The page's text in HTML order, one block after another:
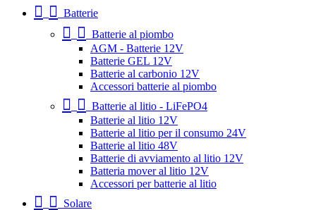
Batterie
Batterie al piombo
AGM - Batterie 12V
Batterie GEL 12V
Batterie al carbonio 12V
Accessori batterie al piombo
Batterie al litio - LiFePO4
Batterie al litio 12V
Batterie al litio per il consumo 24V
Batterie al litio 48V
Batterie di avviamento al litio 12V
Batteria mover al litio 12V
Accessori per batterie al litio
Solare